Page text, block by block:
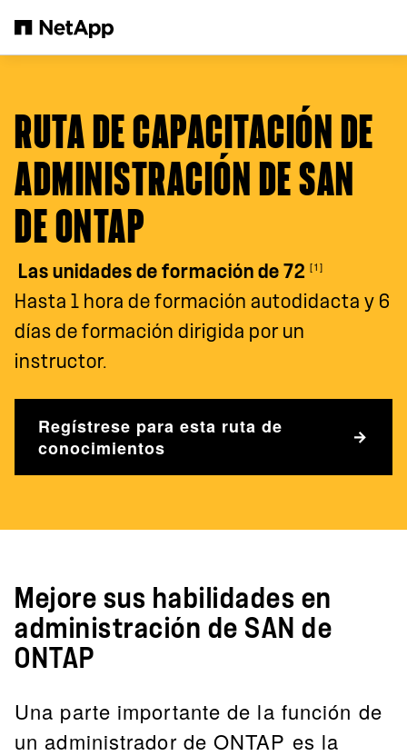
RUTA DE CAPACITACIÓN DE
ADMINISTRACIÓN DE SAN
DE ONTAP
Las unidades de formación de 72 [1]
Hasta 1 hora de formación autodidacta y 6
días de formación dirigida por un
instructor.
Regístrese para esta ruta de
conocimientos
Mejore sus habilidades en
administración de SAN de
ONTAP
Una parte importante de la función de
un administrador de ONTAP es la